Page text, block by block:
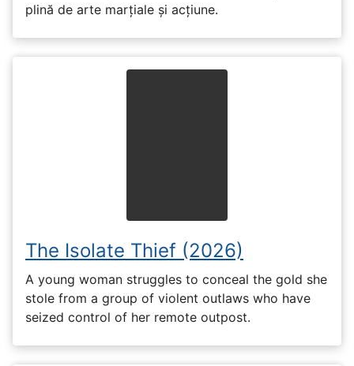
plină de arte marțiale și acțiune.
The Isolate Thief (2026)
A young woman struggles to conceal the gold she
stole from a group of violent outlaws who have
seized control of her remote outpost.